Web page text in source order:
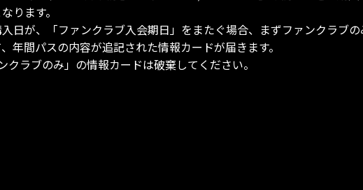
ります。
日が、「ファンクラブ入会期日」をまたぐ場合、まずファンクラブ
年間パスの内容が追記された情報カードが届きます。
ラブのみ」の情報カードは破棄してください。